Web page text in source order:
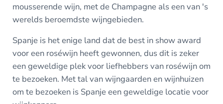
mousserende wijn, met de Champagne als een van 's
werelds beroemdste wijngebieden.
Spanje is het enige land dat de best in show award
voor een roséwijn heeft gewonnen, dus dit is zeker
een geweldige plek voor liefhebbers van roséwijn om
te bezoeken. Met tal van wijngaarden en wijnhuizen
om te bezoeken is Spanje een geweldige locatie voor